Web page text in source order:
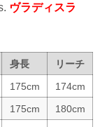
ヴラディスラ
身長
リーチ
175cm
174cm
175cm
180cm